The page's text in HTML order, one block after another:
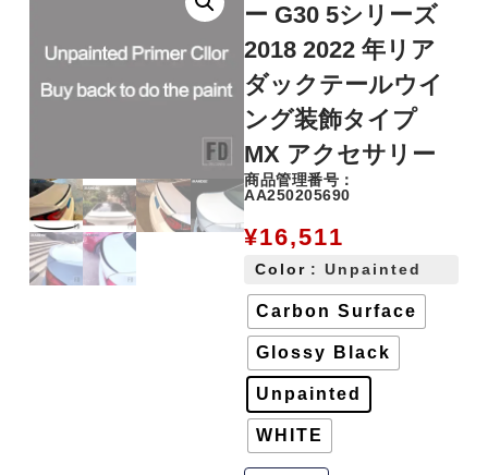
ー G30 5シリーズ
2018 2022 年リア
ダックテールウイ
ング装飾タイプ
MX アクセサリー
商品管理番号：
AA250205690
¥16,511
Color : Unpainted
Carbon Surface
Glossy Black
Unpainted
WHITE